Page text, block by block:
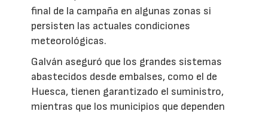
final de la campaña en algunas zonas si
persisten las actuales condiciones
meteorológicas.
Galván aseguró que los grandes sistemas
abastecidos desde embalses, como el de
Huesca, tienen garantizado el suministro,
mientras que los municipios que dependen